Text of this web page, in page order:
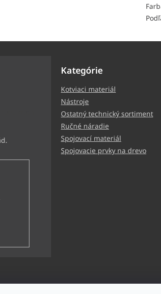
Kategórie
Kotviaci materiál
Nástroje
Ostatný technický sortiment
Ručné náradie
Spojovací materiál
Spojovacie prvky na drevo